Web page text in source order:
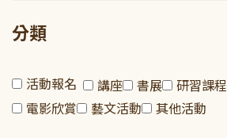
分類
活動報名 講座 書展 研習課程
電影欣賞
藝文活動 其他活動